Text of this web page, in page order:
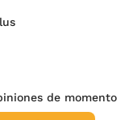
de momento